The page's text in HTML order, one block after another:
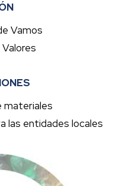
Vamos
materiales
las entidades locales